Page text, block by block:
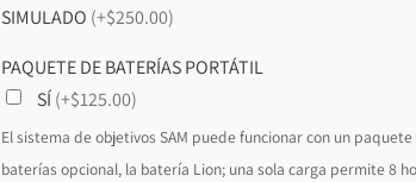
SIMULADO (+$250.00)
PAQUETE DE BATERÍAS PORTÁTIL
SÍ(+$125.00)
El sistema de objetivos SAM puede funcionar con un
baterías opcional, la batería Lion; una sola carga permite 8